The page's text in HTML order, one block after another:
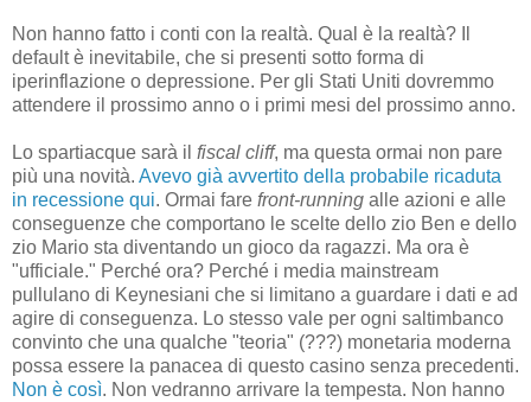
Non hanno fatto i conti con la realtà. Qual è la realtà? Il
default è inevitabile, che si presenti sotto forma di
iperinflazione o depressione. Per gli Stati Uniti dovremmo
attendere il prossimo anno o i primi mesi del prossimo anno.
Lo spartiacque sarà il fiscal cliff, ma questa ormai non pare
più una novità. Avevo già avvertito della probabile ricaduta
in recessione qui. Ormai fare front-running alle azioni e alle
conseguenze che comportano le scelte dello zio Ben e dello
zio Mario sta diventando un gioco da ragazzi. Ma ora è
"ufficiale." Perché ora? Perché i media mainstream
pullulano di Keynesiani che si limitano a guardare i dati e ad
agire di conseguenza. Lo stesso vale per ogni saltimbanco
convinto che una qualche "teoria" (???) monetaria moderna
possa essere la panacea di questo casino senza precedenti.
Non è così. Non vedranno arrivare la tempesta. Non hanno